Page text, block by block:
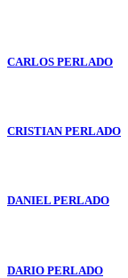
CARLOS PERLADO
CRISTIAN PERLADO
DANIEL PERLADO
DARIO PERLADO